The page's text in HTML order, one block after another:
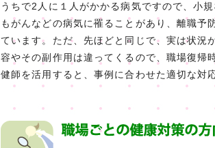
うちで2人に１人がかかる病気ですので、小
もがんなどの病気に罹ることがあり、離職
ています。ただ、先ほどと同じで、実は状況
容やその副作用は違ってくるので、職場復帰
健師を活用すると、事例に合わせた適切な対